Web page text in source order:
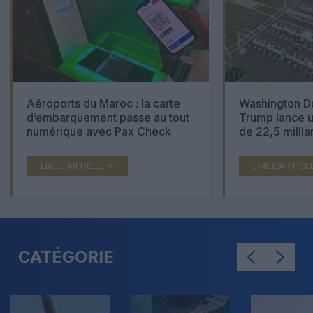
Aéroports du Maroc : la carte
d’embarquement passe au tout
numérique avec Pax Check
LIRE L'ARTICLE
Washington
Trump lance
de 22,5
LIRE
CATÉGORIE